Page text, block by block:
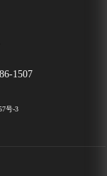
1507
号-3